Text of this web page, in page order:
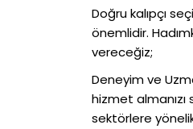
Doğru kalıpçı
önemlidir.
vereceğiz;
Deneyim ve
hizmet
sektörlere